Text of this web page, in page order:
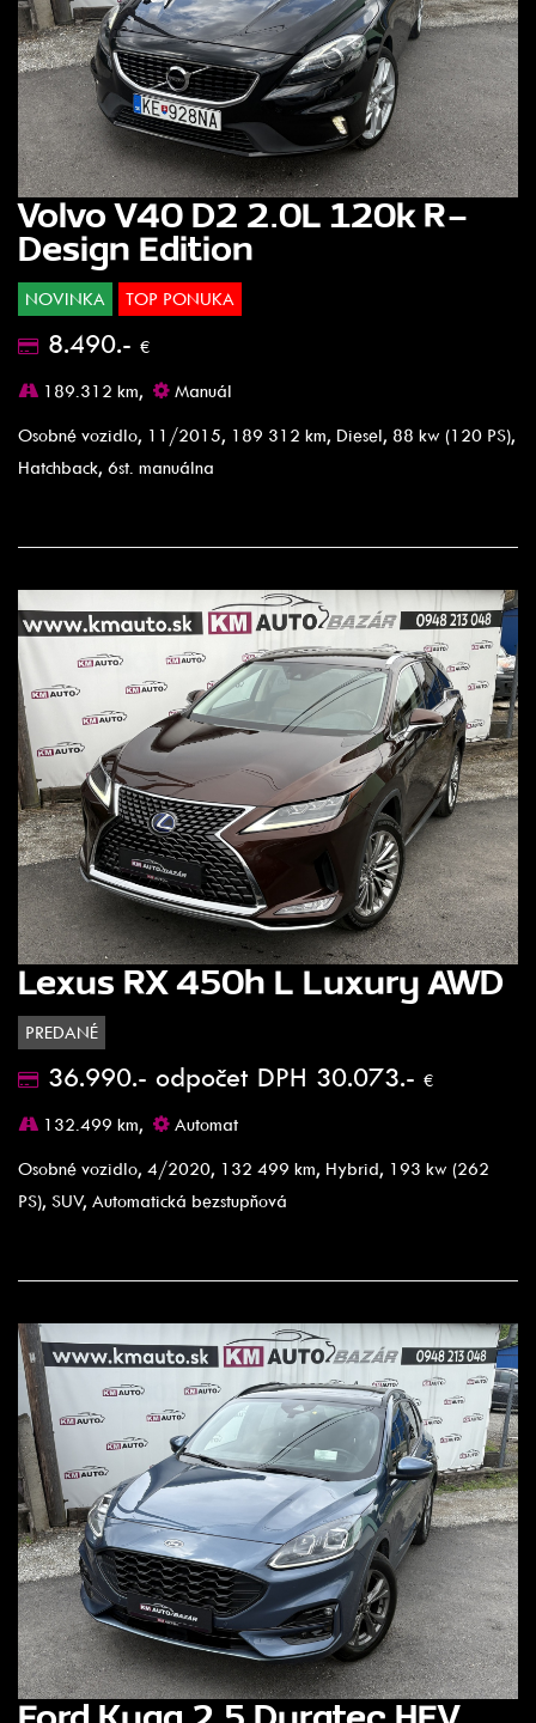
Volvo V40 D2 2.0L 120k R-
Design Edition
NOVINKA TOP PONUKA
8.490.- €
189.312 km,
Manuál
Osobné vozidlo, 11/2015, 189 312 km, Diesel, 88 kw (120 PS),
Hatchback, 6st. manuálna
Lexus RX 450h L Luxury AWD
PREDANÉ
36.990.- odpočet DPH 30.073.- €
132.499 km,
Automat
Osobné vozidlo, 4/2020, 132 499 km, Hybrid, 193 kw (262
PS), SUV, Automatická bezstupňová